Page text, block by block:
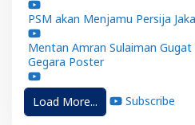
PSM akan Menjamu Persija
Mentan Amran Sulaiman
Gegara Poster
Load More... Subscribe